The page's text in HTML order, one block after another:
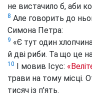
не вистачило б, аби
8 Але говорить до
Симона Петра:
9 «Є тут один
й дві риби. Та що це
10 І мовив Ісус:
трави на тому місці.
тисяч із п'ять.